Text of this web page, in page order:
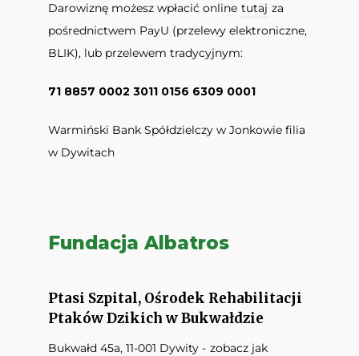
Darowiznę możesz wpłacić online tutaj za
pośrednictwem PayU (przelewy elektroniczne,
BLIK), lub przelewem tradycyjnym:
71 8857 0002 3011 0156 6309 0001
Warmiński Bank Spółdzielczy w Jonkowie filia
w Dywitach
Fundacja Albatros
Ptasi Szpital, Ośrodek Rehabilitacji
Ptaków Dzikich w Bukwałdzie
Bukwałd 45a, 11-001 Dywity - zobacz jak